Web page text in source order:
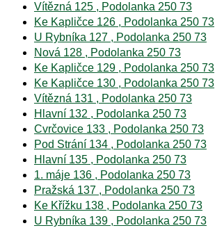
Vítězná 125 , Podolanka 250 73
Ke Kapličce 126 , Podolanka 250 73
U Rybníka 127 , Podolanka 250 73
Nová 128 , Podolanka 250 73
Ke Kapličce 129 , Podolanka 250 73
Ke Kapličce 130 , Podolanka 250 73
Vítězná 131 , Podolanka 250 73
Hlavní 132 , Podolanka 250 73
Cvrčovice 133 , Podolanka 250 73
Pod Strání 134 , Podolanka 250 73
Hlavní 135 , Podolanka 250 73
1. máje 136 , Podolanka 250 73
Pražská 137 , Podolanka 250 73
Ke Křížku 138 , Podolanka 250 73
U Rybníka 139 , Podolanka 250 73